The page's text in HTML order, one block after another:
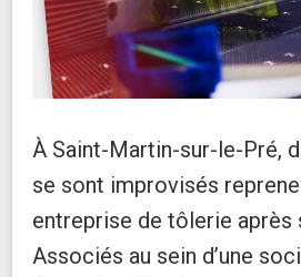
À Saint-Martin-sur-le-Pré,
se sont improvisés
entreprise de tôlerie après
Associés au sein d’une